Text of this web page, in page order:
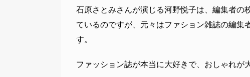
石原さとみさんが演じる河野悦子は、編集者の
ているのですが、元々はファション雑誌の編集
す。
ファッション誌が本当に大好きで、おしゃれが